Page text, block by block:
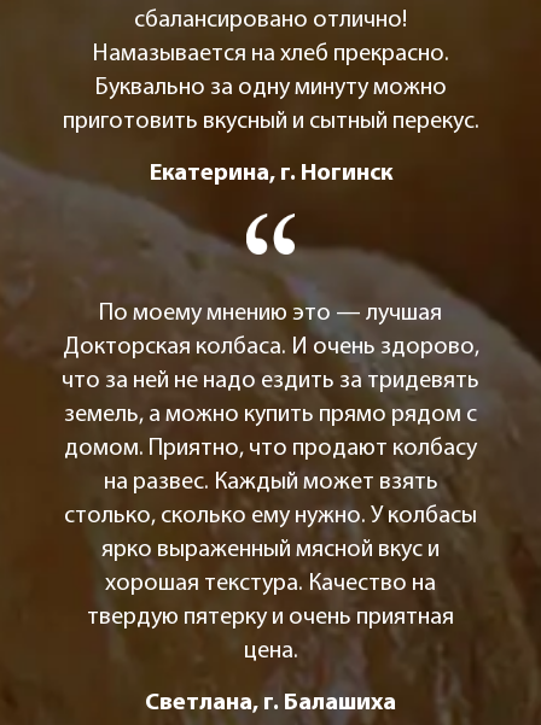
сбалансировано отлично!
Намазывается на хлеб прекрасно.
Буквально за одну минуту можно
приготовить вкусный и сытный перекус.
Екатерина, г. Ногинск
По моему мнению это — лучшая
Докторская колбаса. И очень здорово,
что за ней не надо ездить за тридевять
земель, а можно купить прямо рядом с
домом. Приятно, что продают колбасу
на развес. Каждый может взять
столько, сколько ему нужно. У колбасы
ярко выраженный мясной вкус и
хорошая текстура. Качество на
твердую пятерку и очень приятная
цена.
Светлана, г. Балашиха